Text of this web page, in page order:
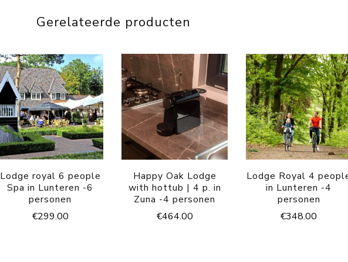
Gerelateerde producten
Lodge royal 6 people
Spa in Lunteren -6
personen
€299.00
Happy Oak Lodge
with hottub | 4 p. in
Zuna -4 personen
€464.00
Lodge Royal 4
in Lunteren -4
personen
€348.00